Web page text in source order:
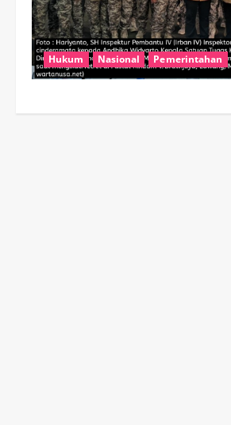
Hukum Nasional Pemerintahan